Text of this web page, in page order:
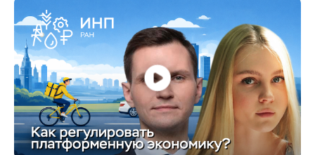
Проблемы прогнозирования
О журнале
Номера журналов
Редакционная этика